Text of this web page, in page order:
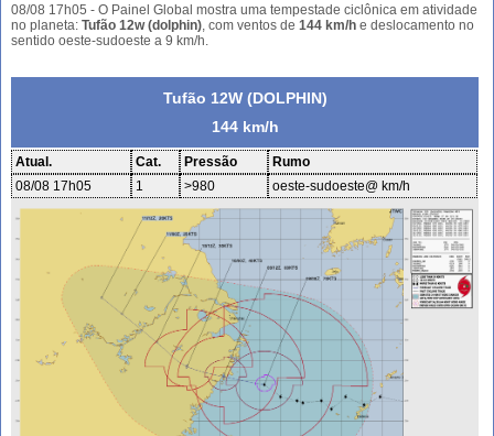
08/08 17h05 - O Painel Global mostra uma tempestade ciclônica em atividade
no planeta:Tufão 12w (dolphin) , com ventos de144 km/h e deslocamento no
sentido oeste-sudoeste a 9 km/h.
Tufão 12W (DOLPHIN)
144 km/h
Atual. Cat. Pressão
Rumo
08/08 17h05
1 >980 oeste-sudoeste@ km/h